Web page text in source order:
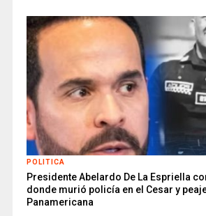
POLITICA
Presidente Abelardo De La Espriella
donde murió policía en el Cesar y
Panamericana